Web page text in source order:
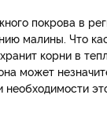
покрова в
малины. Что
корни в
может